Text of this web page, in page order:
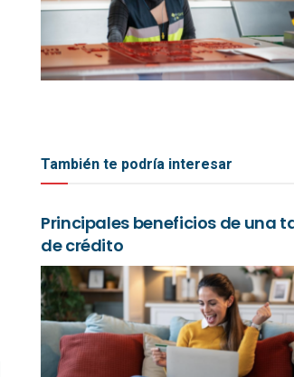
También te podría interesar
Principales beneficios de una
de crédito